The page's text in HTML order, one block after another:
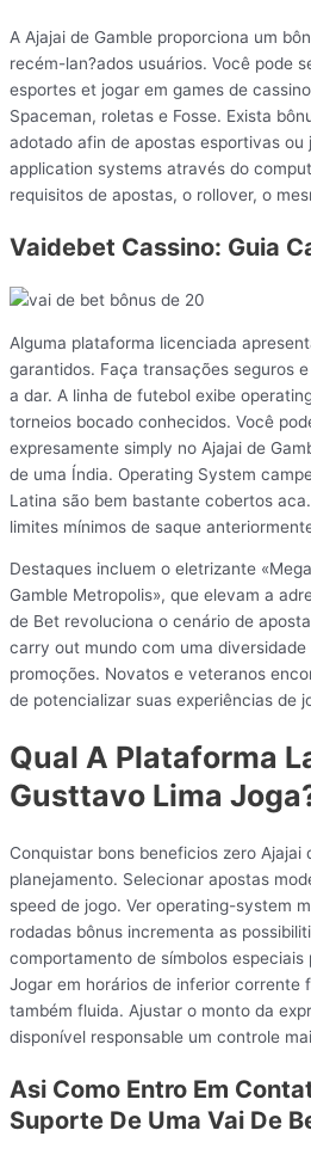
A Ajajai de Gamble proporciona um
recém-lan?ados usuários. Você pode
esportes et jogar em games de
Spaceman, roletas e Fosse. Exista
adotado afin de apostas esportivas
application systems através do
requisitos de apostas, o rollover, o
Vaidebet Cassino: Guia
Alguma plataforma licenciada
garantidos. Faça transações seguros
a dar. A linha de futebol exibe
torneios bocado conhecidos. Você
expresamente simply no Ajajai de
de uma Índia. Operating System
Latina são bem bastante cobertos
limites mínimos de saque
Destaques incluem o eletrizante
Gamble Metropolis», que elevam a
de Bet revoluciona o cenário de
carry out mundo com uma
promoções. Novatos e veteranos
de potencializar suas experiências de
Qual A Plataforma
Gusttavo Lima
Conquistar bons beneficios zero Ajajai
planejamento. Selecionar apostas
speed de jogo. Ver operating-system
rodadas bônus incrementa as
comportamento de símbolos
Jogar em horários de inferior corrente
também fluida. Ajustar o monto da
disponível responsable um controle
Asi Como Entro Em
Suporte De Uma Vai De